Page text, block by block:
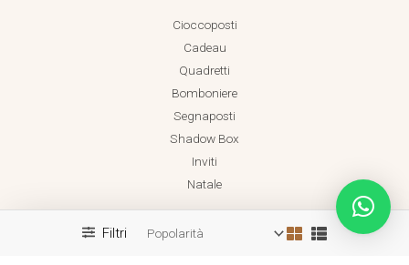
Filtri
Cioccoposti
Cadeau
Quadretti
Bomboniere
Segnaposti
Shadow Box
Inviti
Natale
Realizzato da Dadaland